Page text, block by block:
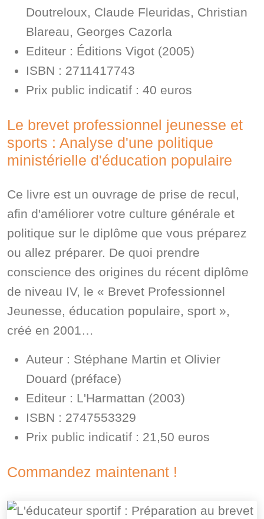
Doutreloux, Claude Fleuridas, Christian
Blareau, Georges Cazorla
Editeur : Éditions Vigot (2005)
ISBN : 2711417743
Prix public indicatif : 40 euros
Le brevet professionnel jeunesse et
sports : Analyse d'une politique
ministérielle d'éducation populaire
Ce livre est un ouvrage de prise de recul,
afin d'améliorer votre culture générale et
politique sur le diplôme que vous préparez
ou allez préparer. De quoi prendre
conscience des origines du récent diplôme
de niveau IV, le « Brevet Professionnel
Jeunesse, éducation populaire, sport »,
créé en 2001…
Auteur : Stéphane Martin et Olivier
Douard (préface)
Editeur : L'Harmattan (2003)
ISBN : 2747553329
Prix public indicatif : 21,50 euros
Commandez maintenant !